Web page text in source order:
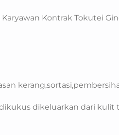
Kontrak Tokutei
dikeluarkan dari kulit